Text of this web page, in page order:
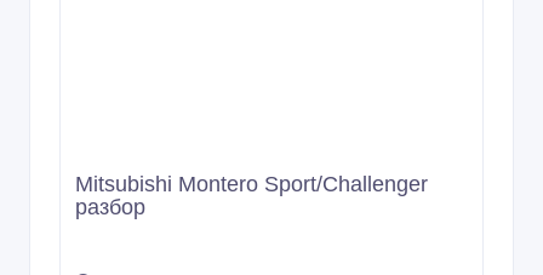
Mitsubishi Montero Sport/Challenger
разбор